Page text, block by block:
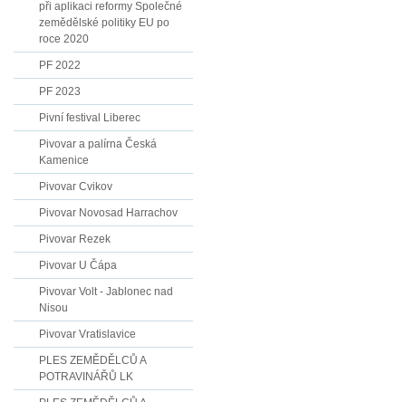
při aplikaci reformy Společné
zemědělské politiky EU po
roce 2020
PF 2022
PF 2023
Pivní festival Liberec
Pivovar a palírna Česká
Kamenice
Pivovar Cvikov
Pivovar Novosad Harrachov
Pivovar Rezek
Pivovar U Čápa
Pivovar Volt - Jablonec nad
Nisou
Pivovar Vratislavice
PLES ZEMĚDĚLCŮ A
POTRAVINÁŘŮ LK